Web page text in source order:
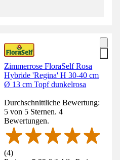
Zimmerrose FloraSelf Rosa
Hybride 'Regina' H 30-40 cm
Ø 13 cm Topf dunkelrosa
Durchschnittliche Bewertung:
5 von 5 Sternen. 4
Bewertungen.
(4)